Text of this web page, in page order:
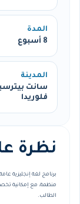
المدة
8 أسبوع
المدينة
سانت
فلوريدا
نظرة
منظمة، مع إمكانية
الطالب.